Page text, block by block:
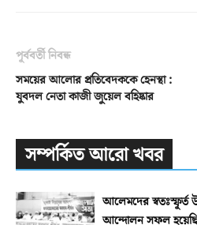
পূর্ববর্তী নিবন্ধ
সময়ের আলোর প্রতিবেদককে হেনস্থা :
যুবদল নেতা কাজী জুয়েল বহিষ্কার
সম্পর্কিত আরো খবর
আলেমদের স্বতঃস্ফূর্ত
আন্দোলন সফল